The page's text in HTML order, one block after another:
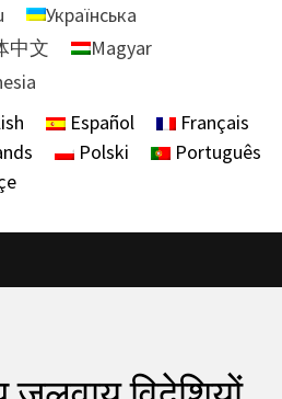
Українська
中文
Magyar
Español
Français
Polski
Português